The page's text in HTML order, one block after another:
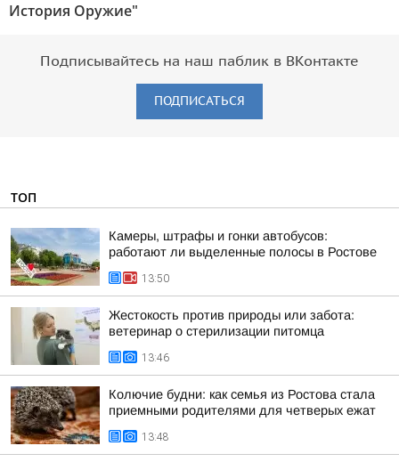
История Оружие"
Подписывайтесь на наш паблик в ВКонтакте
ПОДПИСАТЬСЯ
ТОП
Камеры, штрафы и гонки автобусов:
работают ли выделенные полосы в Ростове
13:50
Жестокость против природы или забота:
ветеринар о стерилизации питомца
13:46
Колючие будни: как семья из Ростова стала
приемными родителями для четверых ежат
13:48